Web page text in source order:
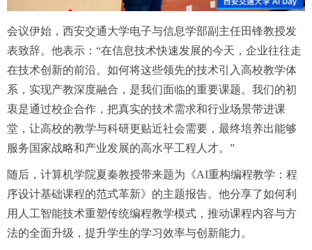
会议伊始，西安交通大学电子与信息学部副主任田锋教授发
表致辞。他表示：“在信息技术快速发展的今天，企业往往走
在技术创新的前沿。如何将这些领先的技术引入高校教学体
系，实现产教深度融合，是我们面临的重要课题。我们的初
衷是通过校企合作，把真实的技术需求和行业场景带进课
堂，让高校的教学与科研更贴近社会需要，最终培养出能够
服务国家战略和产业发展的高水平工程人才。”
随后，计算机学院夏秦教授带来题为《AI重构编程教学：程
序设计基础课程的范式革新》的主题报告。他分享了如何利
用人工智能技术重塑传统编程教学模式，推动课程内容与方
法的全面升级，提升学生的学习效率与创新能力。